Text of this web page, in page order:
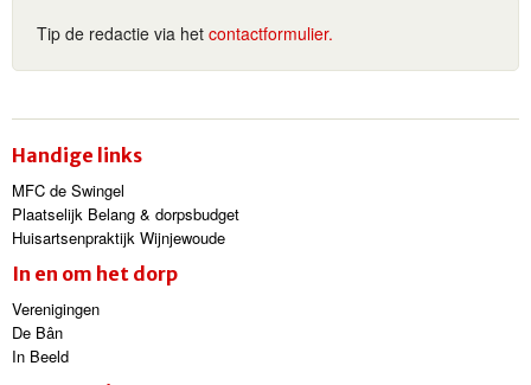
Tip de redactie via het contactformulier.
Handige links
MFC de Swingel
Plaatselijk Belang & dorpsbudget
Huisartsenpraktijk Wijnjewoude
In en om het dorp
Verenigingen
De Bân
In Beeld